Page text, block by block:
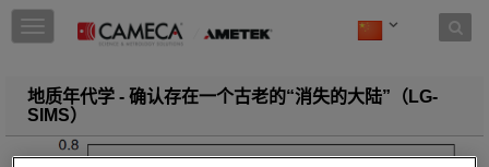
Skip to content
T
o
g
l
地质年代学 - 确认存在一个古老的“消失的大陆”（LG-
SIMS）